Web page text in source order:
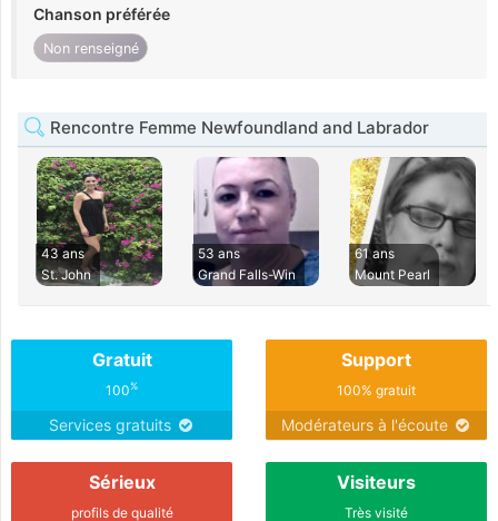
Chanson préférée
Non renseigné
Rencontre Femme Newfoundland and Labrador
43 ans
St. John
53 ans
Grand Falls-Win
61 ans
Mount Pearl
Gratuit
100%
Services gratuits
Support
100% gratuit
Modérateurs à l'écoute
Sérieux
profils de qualité
Visiteurs
Très visité